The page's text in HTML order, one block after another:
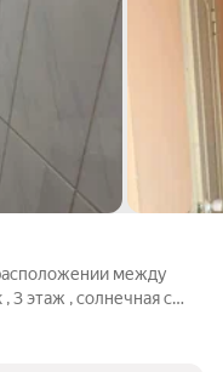
между
3 этаж , солнечная с